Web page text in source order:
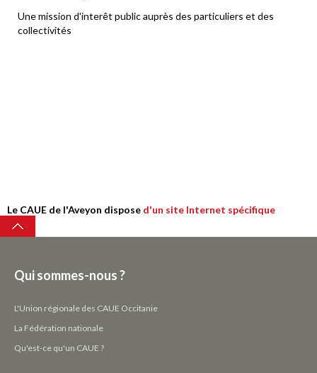
Une mission d'interêt public auprès des particuliers et des
collectivités
Le CAUE de l'Aveyon dispose d'un site Internet spécifique
Top
Qui sommes-nous ?
L'Union régionale des CAUE Occitanie
La Fédération nationale
Qu'est-ce qu'un CAUE ?